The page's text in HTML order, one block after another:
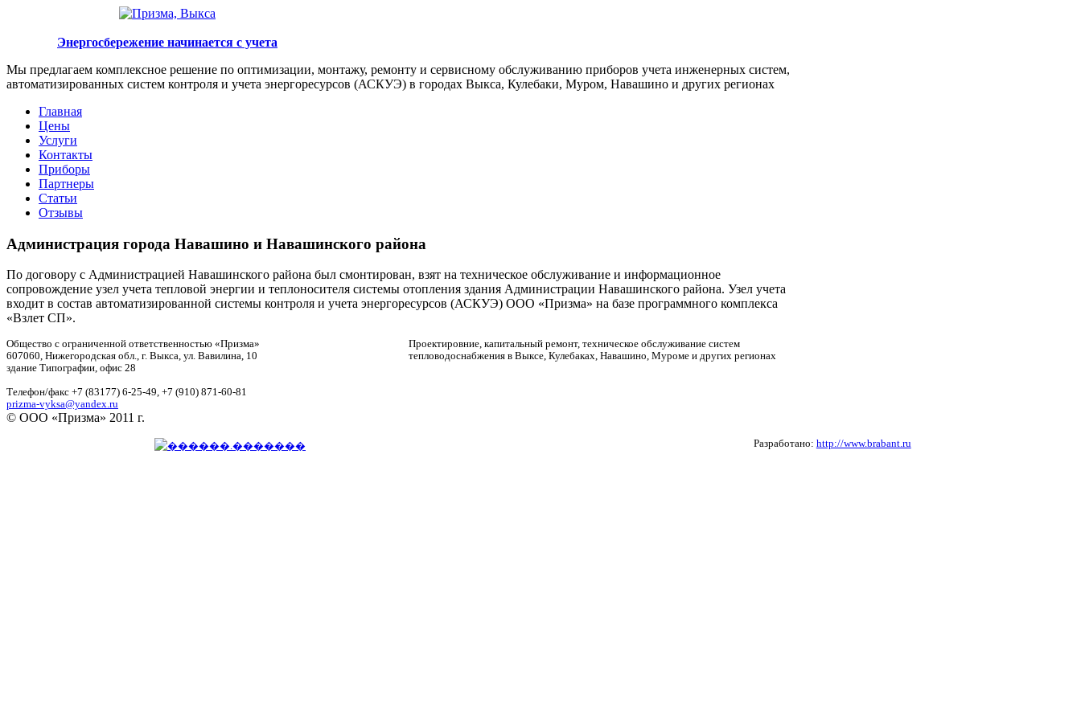
Энергосбережение начинается с учета
Мы предлагаем комплексное решение по оптимизации, монтажу, ремонту и сервисному обслуживанию приборов учета инженерных систем,
автоматизированных систем контроля и учета энергоресурсов (АСКУЭ) в городах Выкса, Кулебаки, Муром, Навашино и других регионах
Главная
Цены
Услуги
Контакты
Приборы
Партнеры
Статьи
Отзывы
Администрация города Навашино и Навашинского района
По договору с Администрацией Навашинского района был смонтирован, взят на техническое обслуживание и информационное
сопровождение узел учета тепловой энергии и теплоносителя системы отопления здания Администрации Навашинского района. Узел учета
входит в состав автоматизированной системы контроля и учета энергоресурсов (АСКУЭ) ООО «Призма» на базе программного комплекса
«Взлет СП».
Общество с ограниченной ответственностью «Призма»
607060, Нижегородская обл., г. Выкса, ул. Вавилина, 10
здание Типографии, офис 28
Телефон/факс +7 (83177) 6-25-49, +7 (910) 871-60-81
prizma-vyksa@yandex.ru
Проектировние, капитальный ремонт, техническое обслуживание систем
тепловодоснабжения в Выксе, Кулебаках, Навашино, Муроме и других регионах
© OОО «Призма» 2011 г.
Разработано: http://www.brabant.ru